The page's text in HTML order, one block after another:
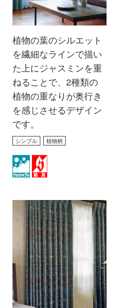
植物の葉のシルエット
を繊細なラインで描い
た上にジャスミンを重
ねることで、2種類の
植物の重なりが奥行き
を感じさせるデザイン
です。
シンプル 植物柄